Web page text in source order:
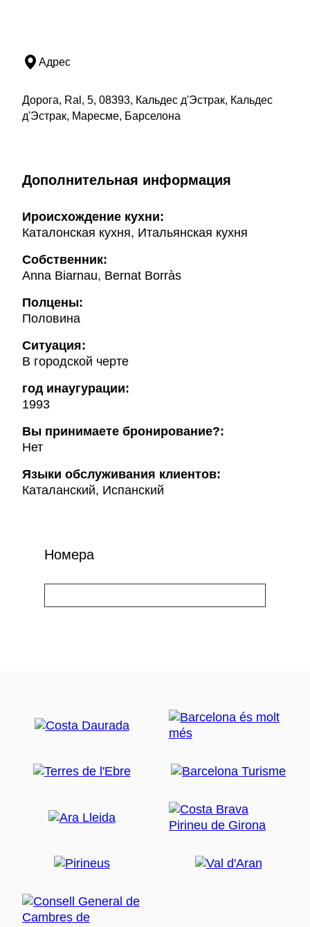
Адрес
Дорога, Ral, 5, 08393, Кальдес д'Эстрак, Кальдес
д'Эстрак, Маресме, Барселона
Дополнительная информация
Ироисхождение кухни:
Каталонская кухня, Итальянская кухня
Собственник:
Anna Biarnau, Bernat Borràs
Полцены:
Половина
Ситуация:
В городской черте
год инаугурации:
1993
Вы принимаете бронирование?:
Нет
Языки обслуживания клиентов:
Каталанский, Испанский
Номера